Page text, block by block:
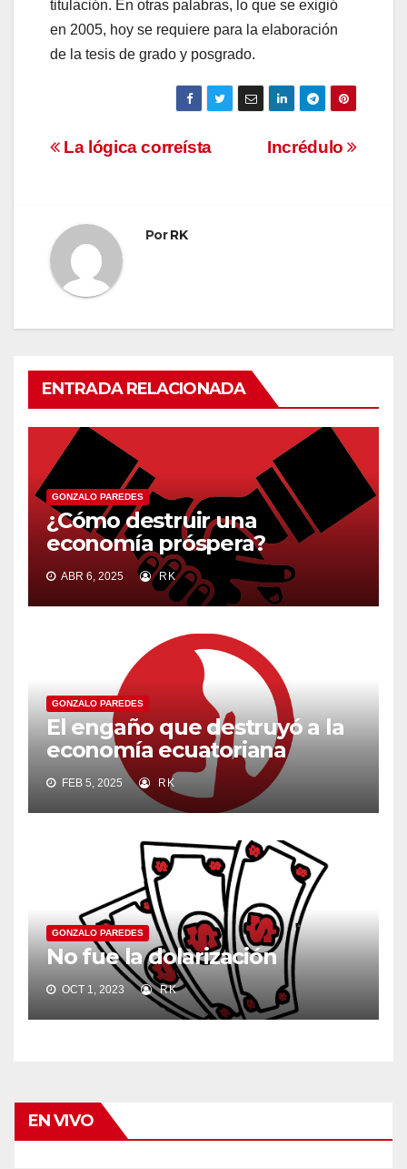
titulación. En otras palabras, lo que se exigió
en 2005, hoy se requiere para la elaboración
de la tesis de grado y posgrado.
Navegación
Incrédulo
La lógica correísta
PorRK
ENTRADA RELACIONADA
GONZALO PAREDES
¿Cómo destruir una
economía próspera?
ABR 6, 2025 RK
GONZALO PAREDES
El engaño que destruyó a la
economía ecuatoriana
FEB 5, 2025 RK
GONZALO PAREDES
No fue la dolarización
OCT 1, 2023 RK
EN VIVO